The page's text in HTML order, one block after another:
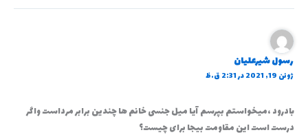
رسول شیرعلیان
ژوئن 19, 2021 در 2:31 ق.ظ
بادرود ،میخواستم بپرسم آیا میل جنسی خانم ها چندین برابر مرداست واگر
درست است این مقاومت بیجا برای چیست؟